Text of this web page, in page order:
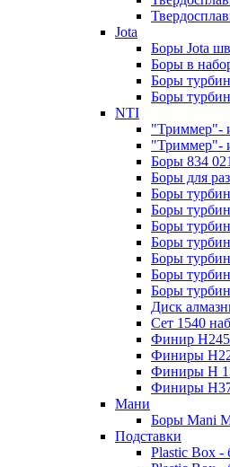
Jota
Боры Jota
Боры в
Боры
Боры
NTI
"Триммер"-
"Триммер"-
Боры 834
Боры для
Боры
Боры
Боры
Боры
Боры
Боры
Боры
Диск
Сет 1540
Финир
Финиры
Финиры Н
Финиры
Мани
Боры Mani
Подставки
Plastic Box -